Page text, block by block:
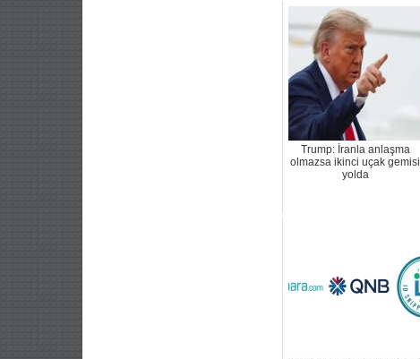
Trump: İranla anlaşma
olmazsa ikinci uçak gemisi
yolda